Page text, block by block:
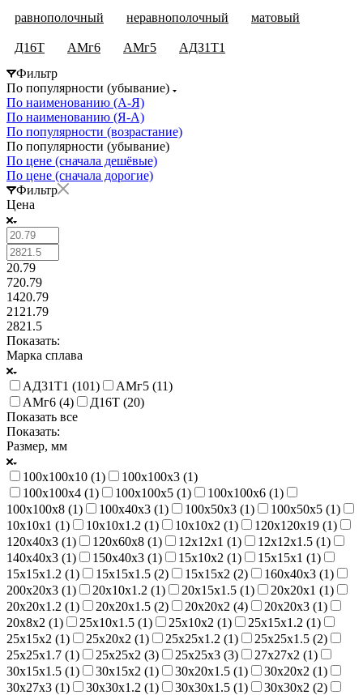
равнополочный неравнополочный матовый
Д16Т АМг6 АМг5
АДЗ1Т1
Фильтр
По популярности (убывание)
По наименованию (А-Я)
По наименованию (Я-А)
По популярности (возрастание)
По популярности (убывание)
По цене (сначала дешёвые)
По цене (сначала дорогие)
Фильтр
Цена
20.79
720.79
1420.79
2121.79
2821.5
Показать:
Марка сплава
АД31Т1 (101) АМг5 (11)
АМг6 (4) Д16Т (20)
Показать все
Показать:
Размер, мм
100х100х10 (1) 100х100х3 (1)
100х100х4 (1) 100х100х5 (1) 100х100х6 (1)
100х100х8 (1) 100х40х3 (1) 100х50х3 (1) 100х50х5 (1)
10х10х1 (1) 10х10х1.2 (1) 10х10х2 (1) 120х120х19 (1)
120х40х3 (1) 120х60х8 (1) 12х12х1 (1) 12х12х1.5 (1)
140х40х3 (1) 150х40х3 (1) 15х10х2 (1) 15х15х1 (1)
15х15х1.2 (1) 15х15х1.5 (2) 15х15х2 (2) 160х40х3 (1)
200х20х3 (1) 20х10х1.2 (1) 20х15х1.5 (1) 20х20х1 (1)
20х20х1.2 (1) 20х20х1.5 (2) 20х20х2 (4) 20х20х3 (1)
20х8х2 (1) 25х10х1.5 (1) 25х10х2 (1) 25х15х1.2 (1)
25х15х2 (1) 25х20х2 (1) 25х25х1.2 (1) 25х25х1.5 (2)
25х25х1.7 (1) 25х25х2 (3) 25х25х3 (3) 27х27х2 (1)
30х15х1.5 (1) 30х15х2 (1) 30х20х1.5 (1) 30х20х2 (1)
30х27х3 (1) 30х30х1.2 (1) 30х30х1.5 (1) 30х30х2 (2)